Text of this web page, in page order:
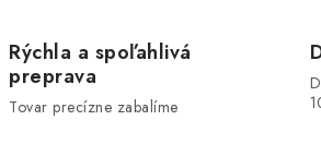
Rýchla a spoľahlivá
preprava
Tovar precízne zabalíme